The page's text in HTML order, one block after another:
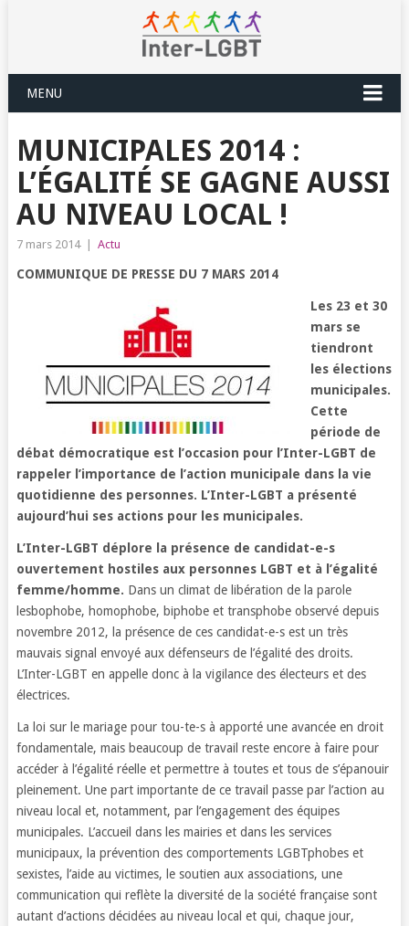
MENU
MUNICIPALES 2014 :
L’ÉGALITÉ SE GAGNE AUSSI
AU NIVEAU LOCAL !
7 mars 2014 Actu
COMMUNIQUE DE PRESSE DU 7 MARS 2014
Les 23 et 30
mars se
tiendront
les élections
municipales.
Cette
période de
débat démocratique est l’occasion pour l’Inter-LGBT de
rappeler l’importance de l’action municipale dans la vie
quotidienne des personnes. L’Inter-LGBT a présenté
aujourd’hui ses actions pour les municipales.
L’Inter-LGBT déplore la présence de candidat-e-s
ouvertement hostiles aux personnes LGBT et à l’égalité
femme/homme. Dans un climat de libération de la parole
lesbophobe, homophobe, biphobe et transphobe observé depuis
novembre 2012, la présence de ces candidat-e-s est un très
mauvais signal envoyé aux défenseurs de l’égalité des droits.
L’Inter-LGBT en appelle donc à la vigilance des électeurs et des
électrices.
La loi sur le mariage pour tou-te-s à apporté une avancée en droit
fondamentale, mais beaucoup de travail reste encore à faire pour
accéder à l’égalité réelle et permettre à toutes et tous de s’épanouir
pleinement. Une part importante de ce travail passe par l’action au
niveau local et, notamment, par l’engagement des équipes
municipales. L’accueil dans les mairies et dans les services
municipaux, la prévention des comportements LGBTphobes et
sexistes, l’aide au victimes, le soutien aux associations, une
communication qui reflète la diversité de la société française sont
autant d’actions décidées au niveau local et qui, chaque jour,